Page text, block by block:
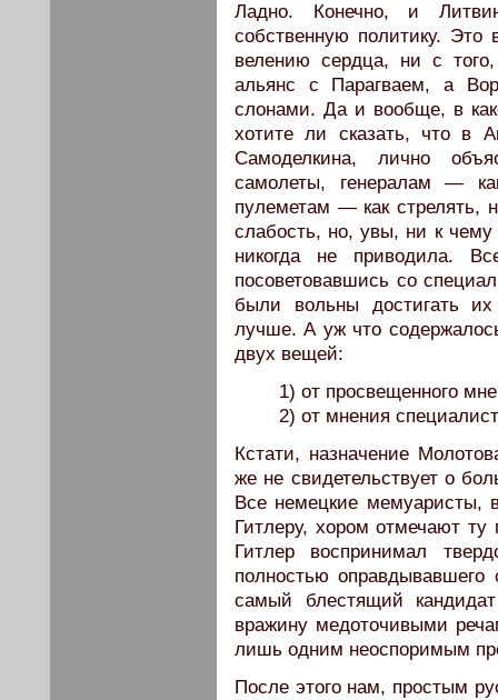
Ладно. Конечно, и
собственную политику. Это
велению сердца, ни с
альянс с Парагваем, а
слонами. Да и вообще, в
хотите ли сказать, что в
Самоделкина, лично
самолеты, генералам —
пулеметам — как стрелять,
слабость, но, увы, ни к
никогда не приводила.
посоветовавшись со
были вольны достигать
лучше. А уж что
двух вещей:
1) от просвещенного
2) от мнения
Кстати, назначение
же не свидетельствует о
Все немецкие мемуаристы,
Гитлеру, хором отмечают ту
Гитлер воспринимал
полностью
самый блестящий
вражину медоточивыми
лишь одним неоспоримым
После этого нам, простым